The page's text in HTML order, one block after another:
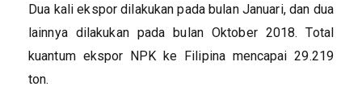
Dua kali ekspor dilakukan pada bulan Januari, dan dua
lainnya dilakukan pada bulan Oktober 2018. Total
kuantum ekspor NPK ke Filipina mencapai 29.219
ton.